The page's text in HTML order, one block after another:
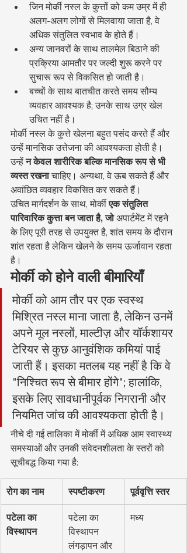
जिन मोर्की नस्ल के कुत्तों को कम उम्र में ही
अलग-अलग लोगों से मिलवाया जाता है, वे
अधिक संतुलित स्वभाव के होते हैं।
अन्य जानवरों के साथ तालमेल बिठाने की
प्रक्रिया आमतौर पर जल्दी शुरू करने पर
सुचारू रूप से विकसित हो जाती है।
बच्चों के साथ बातचीत करते समय सौम्य
व्यवहार आवश्यक है; उनके साथ उग्र खेल
उचित नहीं है।
मोर्की नस्ल के कुत्ते खेलना बहुत पसंद करते हैं और
उन्हें मानसिक उत्तेजना की आवश्यकता होती है।
उन्हें न केवल शारीरिक बल्कि मानसिक रूप से भी
व्यस्त रखना चाहिए। अन्यथा, वे ऊब सकते हैं और
अवांछित व्यवहार विकसित कर सकते हैं।
उचित मार्गदर्शन के साथ, मोर्की एक संतुलित
पारिवारिक कुत्ता बन जाता है, जो अपार्टमेंट में रहने
के लिए पूरी तरह से उपयुक्त है, शांत समय के दौरान
शांत रहता है लेकिन खेलने के समय ऊर्जावान रहता
है।
मोर्की को होने वाली बीमारियाँ
मोर्की को आम तौर पर एक स्वस्थ
मिश्रित नस्ल माना जाता है, लेकिन उनमें
अपने मूल नस्लों, माल्टीज़ और यॉर्कशायर
टेरियर से कुछ आनुवंशिक कमियां पाई
जाती हैं। इसका मतलब यह नहीं है कि वे
"निश्चित रूप से बीमार होंगे"; हालांकि,
इसके लिए सावधानीपूर्वक निगरानी और
नियमित जांच की आवश्यकता होती है।
नीचे दी गई तालिका में मोर्की में अधिक आम स्वास्थ्य
समस्याओं और उनकी संवेदनशीलता के स्तरों को
सूचीबद्ध किया गया है:
रोग का नाम स्पष्टीकरण पूर्ववृत्ति स्तर
पटेला का
विस्थापन
पटेला का
विस्थापन
लंगड़ापन और
मध्य